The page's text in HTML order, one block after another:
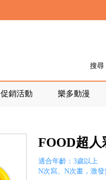
搜尋
促銷活動 樂多動漫
FOOD超人
適合年齡：3歲以上
N次寫、N次畫，激